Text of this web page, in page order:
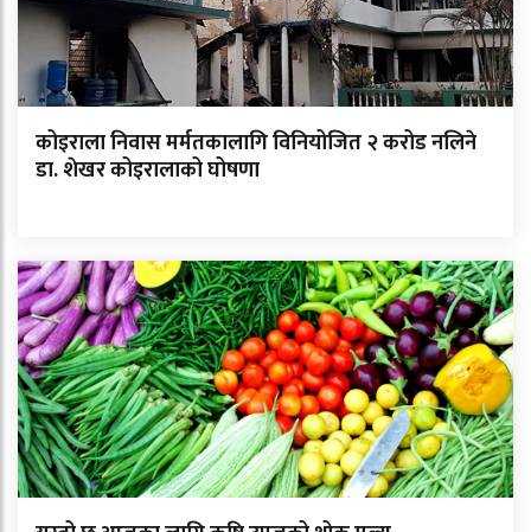
कोइराला निवास मर्मतकालागि विनियोजित २ करोड नलिने
डा. शेखर कोइरालाको घोषणा